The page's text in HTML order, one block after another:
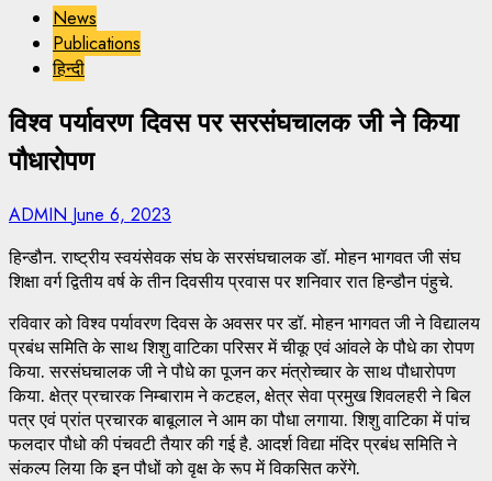
News
Publications
हिन्दी
विश्व पर्यावरण दिवस पर सरसंघचालक जी ने किया
पौधारोपण
ADMIN June 6, 2023
हिन्डौन. राष्ट्रीय स्वयंसेवक संघ के सरसंघचालक डॉ. मोहन भागवत जी संघ
शिक्षा वर्ग द्वितीय वर्ष के तीन दिवसीय प्रवास पर शनिवार रात हिन्डौन पंहुचे.
रविवार को विश्व पर्यावरण दिवस के अवसर पर डॉ. मोहन भागवत जी ने विद्यालय
प्रबंध समिति के साथ शिशु वाटिका परिसर में चीकू एवं आंवले के पौधे का रोपण
किया. सरसंघचालक जी ने पौधे का पूजन कर मंत्रोच्चार के साथ पौधारोपण
किया. क्षेत्र प्रचारक निम्बाराम ने कटहल, क्षेत्र सेवा प्रमुख शिवलहरी ने बिल
पत्र एवं प्रांत प्रचारक बाबूलाल ने आम का पौधा लगाया. शिशु वाटिका में पांच
फलदार पौधो की पंचवटी तैयार की गई है. आदर्श विद्या मंदिर प्रबंध समिति ने
संकल्प लिया कि इन पौधों को वृक्ष के रूप में विकसित करेंगे.